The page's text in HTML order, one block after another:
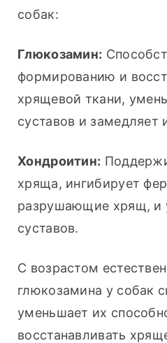
собак:
Глюкозамин:
формированию и
хрящевой ткани,
суставов и замедляет
Хондроитин:
хряща, ингибирует
разрушающие хрящ, и
суставов.
С возрастом
глюкозамина у собак
уменьшает их
восстанавливать